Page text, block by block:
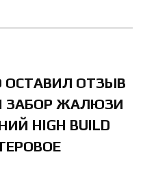
ОСТАВИЛ ОТЗЫВ
ЗАБОР ЖАЛЮЗИ
HIGH BUILD